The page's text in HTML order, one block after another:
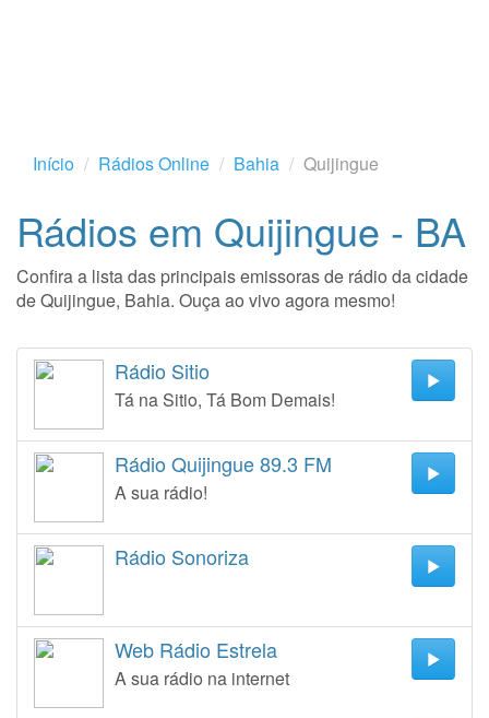
Início Rádios Online Bahia Quijingue
Rádios em Quijingue - BA
Confira a lista das principais emissoras de rádio da cidade
de Quijingue, Bahia. Ouça ao vivo agora mesmo!
Rádio Sitio
Tá na Sitio, Tá Bom Demais!
Rádio Quijingue 89.3 FM
A sua rádio!
Rádio Sonoriza
Web Rádio Estrela
A sua rádio na internet